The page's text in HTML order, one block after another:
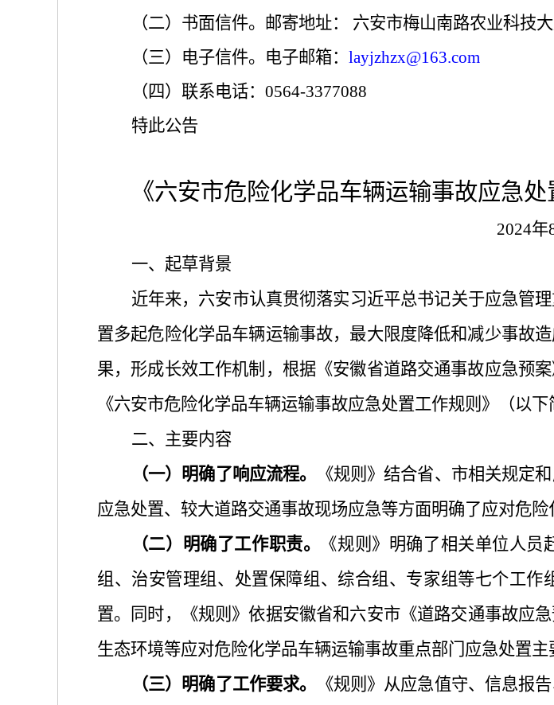
（二）书面信件。邮寄地址：
六安市梅山南路农业科技
（三）电子信件。电子邮箱： layjzhzx@163.com
（四）联系电话： 0564-3377088
特此公告
《六安市危险化学品车辆运输事故应急处
2024年
一、起草背景
近年来， 六安市认真贯彻落实习近平总书记关于应急管
置多起危险化学品车辆运输事故，最大限度降低和减少事故
果，形成长效工作机制，根据《安徽省道路交通事故应急预
《六安市危险化学品车辆运输事故应急处置工作规则》（以下
二、主要内容
（一） 明确了响应流程。 《规则 》结合省、市相关规定
应急处置、 较大道路交通事故现场应急等方面明确了应对危
（二） 明确了工作职责。 《规则 》 明确了相关单位人员
组、治安管理组、处置保障组、综合组、专家组等七个工
置。同时，《规则 》依据安徽省和六安市《道路交通事故应
生态环境等应对危险化学品车辆运输事故重点部门应急处置主
（三） 明确了工作要求。 《规则 》从应急值守、 信息报告